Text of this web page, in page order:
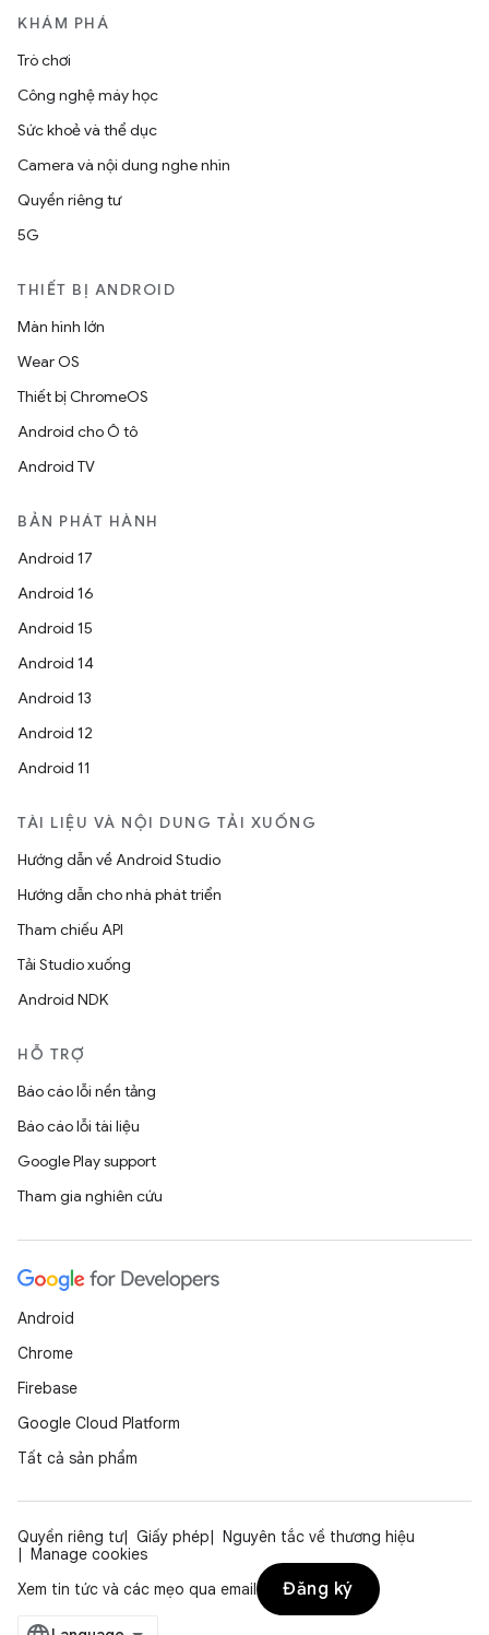
KHÁM PHÁ
Trò chơi
Công nghệ máy học
Sức khoẻ và thể dục
Camera và nội dung nghe nhìn
Quyền riêng tư
5G
THIẾT BỊ ANDROID
Màn hình lớn
Wear OS
Thiết bị ChromeOS
Android cho Ô tô
Android TV
BẢN PHÁT HÀNH
Android 17
Android 16
Android 15
Android 14
Android 13
Android 12
Android 11
TÀI LIỆU VÀ NỘI DUNG TẢI XUỐNG
Hướng dẫn về Android Studio
Hướng dẫn cho nhà phát triển
Tham chiếu API
Tải Studio xuống
Android NDK
HỖ TRỢ
Báo cáo lỗi nền tảng
Báo cáo lỗi tài liệu
Google Play support
Tham gia nghiên cứu
Android
Chrome
Firebase
Google Cloud Platform
Tất cả sản phẩm
Quyền riêng tư Giấy phép
Nguyên tắc về thương hiệu
Manage cookies
Xem tin tức và các mẹo qua email
Đăng ký